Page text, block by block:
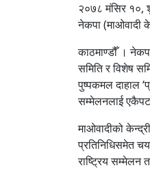
२०७८ मंसिर १०,
नेकपा (माओवादी
काठमाण्डौँ ।
समिति र विशेष
पुष्पकमल दाहाल
सम्मेलनलाई
माओवादीको
प्रतिनिधिसमेत
राष्ट्रिय सम्मेलन